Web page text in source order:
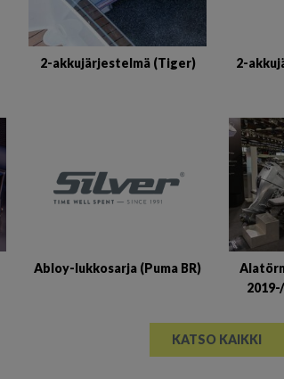
2-akkujärjestelmä (Tiger)
2-
Abloy-lukkosarja (Puma BR)
KATSO KAIKKI